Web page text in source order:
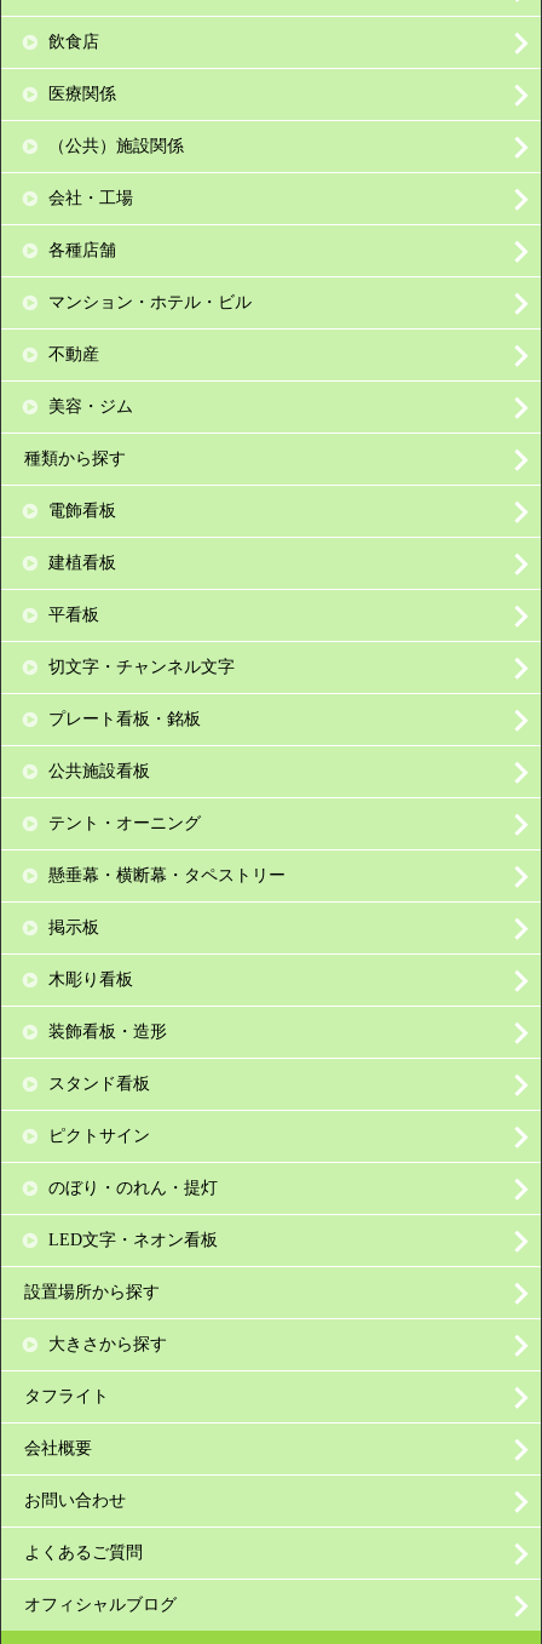
飲食店
医療関係
（公共）施設関係
会社・工場
各種店舗
マンション・ホテル・ビル
不動産
美容・ジム
種類から探す
電飾看板
建植看板
平看板
切文字・チャンネル文字
プレート看板・銘板
公共施設看板
テント・オーニング
懸垂幕・横断幕・タペストリー
掲示板
木彫り看板
装飾看板・造形
スタンド看板
ピクトサイン
のぼり・のれん・提灯
LED文字・ネオン看板
設置場所から探す
大きさから探す
タフライト
会社概要
お問い合わせ
よくあるご質問
オフィシャルブログ